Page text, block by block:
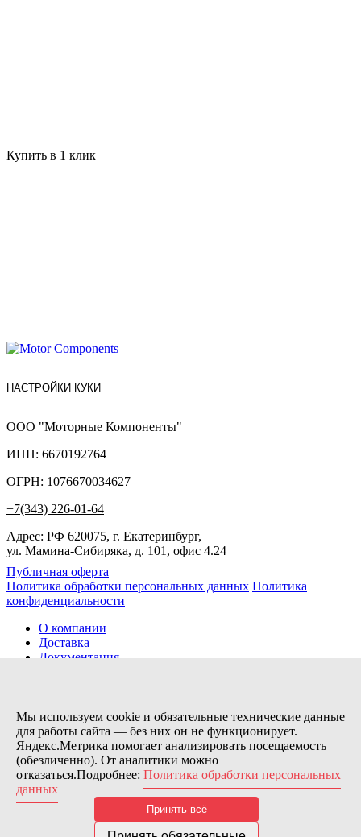
Купить в 1 клик
НАСТРОЙКИ КУКИ
ООО "Моторные Компоненты"
ИНН: 6670192764
ОГРН: 1076670034627
+7(343) 226-01-64
Адрес: РФ 620075, г. Екатеринбург,
ул. Мамина-Сибиряка, д. 101, офис 4.24
Публичная оферта
Политика обработки персональных данных Политика
конфиденциальности
О компании
Доставка
Документация
Контакты
Заказов сегодня / Всего
58
11115
Нас можно найти тут:
© 2026 Motor Components. Все права защищены
Дизайн и разработка сайта
Nice’
Мы используем cookie и обязательные технические данные
для работы сайта — без них он не функционирует.
Яндекс.Метрика помогает анализировать посещаемость
(обезличенно). От аналитики можно
отказаться.Подробнее: Политика обработки персональных
данных
Принять всё